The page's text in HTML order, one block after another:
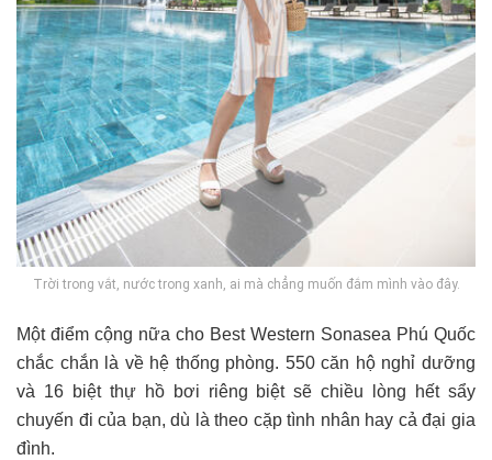
Trời trong vắt, nước trong xanh, ai mà chẳng muốn đắm mình vào đây.
Một điểm cộng nữa cho Best Western Sonasea Phú Quốc
chắc chắn là về hệ thống phòng. 550 căn hộ nghỉ dưỡng
và 16 biệt thự hồ bơi riêng biệt sẽ chiều lòng hết sẩy
chuyến đi của bạn, dù là theo cặp tình nhân hay cả đại gia
đình.